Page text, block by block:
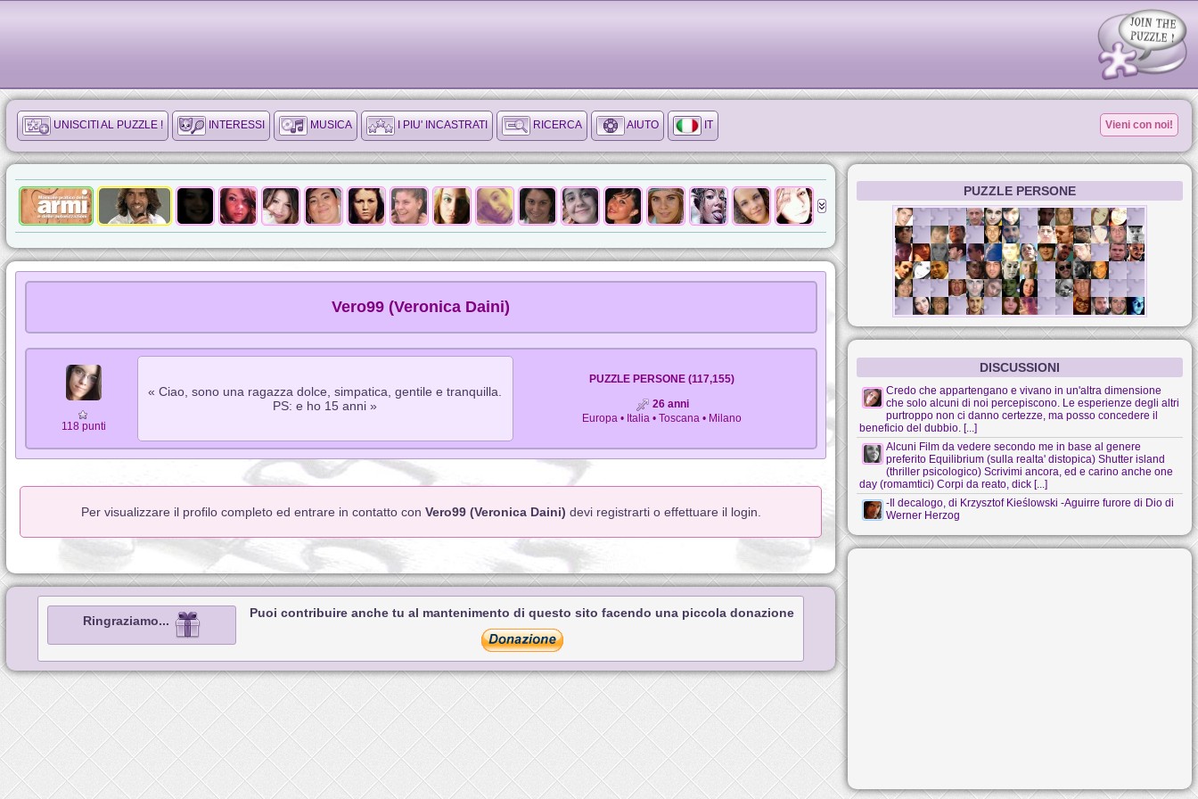
UNISCITI AL PUZZLE ! INTERESSI MUSICA I PIU' INCASTRATI RICERCA AIUTO IT Vieni con noi!
Vero99 (Veronica Daini)
118 punti
« Ciao, sono una ragazza dolce, simpatica, gentile e tranquilla.
PS: e ho 15 anni »
PUZZLE PERSONE (117,155)
26 anni
Europa • Italia • Toscana • Milano
Per visualizzare il profilo completo ed entrare in contatto con Vero99 (Veronica Daini) devi registrarti o effettuare il login.
Ringraziamo...
Puoi contribuire anche tu al mantenimento di questo sito facendo una piccola donazione
PUZZLE PERSONE
DISCUSSIONI
Credo che appartengano e vivano in un'altra dimensione
che solo alcuni di noi percepiscono. Le esperienze degli altri
purtroppo non ci danno certezze, ma posso concedere il
beneficio del dubbio. [...]
Alcuni Film da vedere secondo me in base al genere
preferito Equilibrium (sulla realta' distopica) Shutter island
(thriller psicologico) Scrivimi ancora, ed e carino anche one
day (romamtici) Corpi da reato, dick [...]
-Il decalogo, di Krzysztof Kieślowski -Aguirre furore di Dio di
Werner Herzog